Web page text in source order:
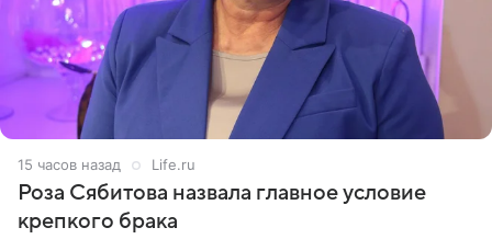
15 часов назад Life.ru
Роза Сябитова назвала главное условие
крепкого брака